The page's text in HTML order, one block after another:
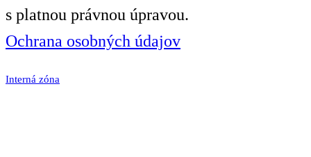
s platnou právnou úpravou.
Ochrana osobných údajov
Interná zóna